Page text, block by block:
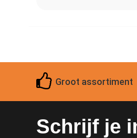
Groot assortiment
Schrijf je